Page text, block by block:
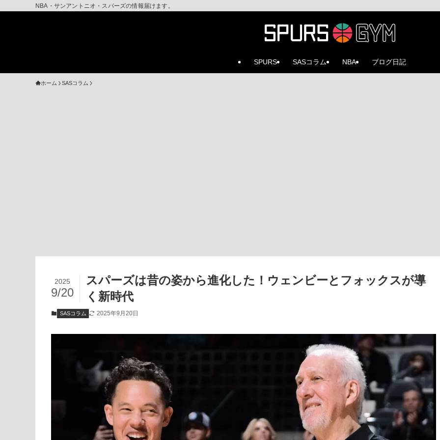
NBA・サンアントニオ・スパーズの情報届けます。
SPURS SASコラム NBA ブログ日記
ホーム SASコラム
スパーズは昔の姿から進化した！ウェンビーとフォックスが導
く新時代
2025
9/20
SASコラム 2025年9月20日